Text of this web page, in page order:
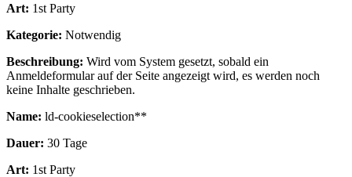
Art: 1st Party
Kategorie: Notwendig
Beschreibung: Wird vom System gesetzt, sobald ein
Anmeldeformular auf der Seite angezeigt wird, es werden noch
keine Inhalte geschrieben.
Name: ld-cookieselection**
Dauer: 30 Tage
Art: 1st Party